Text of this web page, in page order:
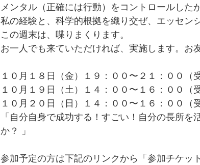
メンタル（正確には行動）をコントロールしたか
私の経験と、科学的根拠を織り交ぜ、エッセン
この週末は、喋りまくります。
お一人でも来ていただければ、実施します。お
１０月１８日（金）１９：００〜２１：００（
１０月１９日（土）１４：００〜１６：００（
１０月２０日（日）１４：００〜１６：００（
「自分自身で成功する！すごい！自分の長所
か？ 」
参加予定の方は下記のリンクから「参加チケッ